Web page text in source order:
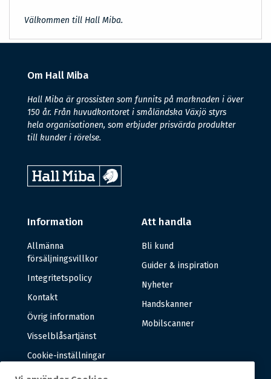
Välkommen till Hall Miba.
Om Hall Miba
Hall Miba är grossisten som funnits på marknaden i över
150 år. Från huvudkontoret i småländska Växjö styrs
hela organisationen, som erbjuder prisvärda produkter
till kunder i rörelse.
Information
Allmänna
försäljningsvillkor
Integritetspolicy
Kontakt
Övrig information
Visselblåsartjänst
Cookie-inställningar
Att handla
Bli kund
Guider & inspiration
Nyheter
Handskanner
Mobilscanner